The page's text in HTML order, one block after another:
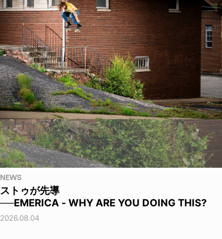
NEWS
ストゥが先導
──EMERICA - WHY ARE YOU DOING THIS?
2026.08.04